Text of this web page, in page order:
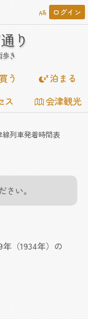
ログイン
り
歩き
う
泊まる
ス 会津観光
線列車発着時間表
さい。
（1934年）の